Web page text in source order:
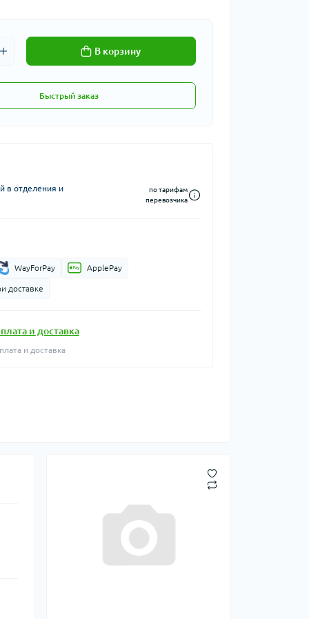
В корзину
Быстрый заказ
в отделения и
по тарифам
перевозчика
WayForPay ApplePay
доставке
и доставка
и доставка